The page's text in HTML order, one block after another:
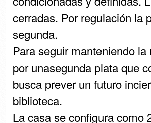
cerradas. Por regulación la
segunda.
Para seguir manteniendo
por unasegunda plata que
busca prever un futuro
biblioteca.
La casa se configura como